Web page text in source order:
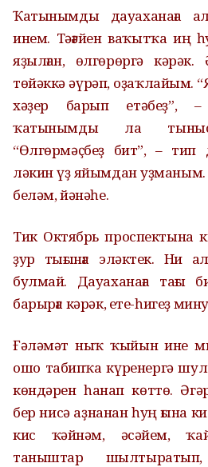
Ҡатынымды дауаханаға
инем. Тәғәйен ваҡытҡа иң
яҙылған, өлгөрөргә
төйәккә әүрәп, оҙаҡлайым.
хәҙер барып етәбеҙ”,
ҡатынымды ла
“Өлгөрмәҫбеҙ бит”, – тип
ләкин үҙ яйымдан
беләм, йәнәһе.
Тик Октябрь проспектына
ҙур тығынға эләктек. Ни
булмай. Дауаханаға тағы
барырға кәрәк, ете-һигеҙ
Ғәләмәт ныҡ ҡыйын ине
ошо табипҡа күренергә
көндәрен һанап көттө.
бер нисә аҙнанан һуң ғына
кис ҡәйнәм, әсәйем,
таныштар